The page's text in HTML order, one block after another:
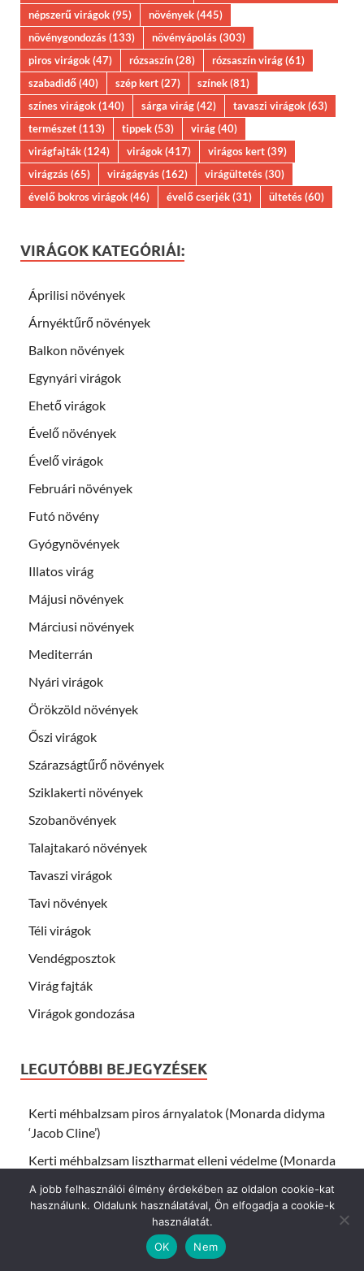
népszerű virágok(95) növények(445)
növénygondozás(133) növényápolás(303)
piros virágok(47) rózsaszín(28) rózsaszín virág(61)
szabadidő(40) szép kert(27) színek(81)
színes virágok(140) sárga virág(42) tavaszi virágok(63)
természet(113) tippek(53) virág(40)
virágfajták(124) virágok(417) virágos kert(39)
virágzás(65) virágágyás(162) virágültetés(30)
évelő bokros virágok(46) évelő cserjék(31) ültetés(60)
VIRÁGOK KATEGÓRIÁI:
Áprilisi növények
Árnyéktűrő növények
Balkon növények
Egynyári virágok
Ehető virágok
Évelő növények
Évelő virágok
Februári növények
Futó növény
Gyógynövények
Illatos virág
Májusi növények
Márciusi növények
Mediterrán
Nyári virágok
Örökzöld növények
Őszi virágok
Szárazságtűrő növények
Sziklakerti növények
Szobanövények
Talajtakaró növények
Tavaszi virágok
Tavi növények
Téli virágok
Vendégposztok
Virág fajták
Virágok gondozása
LEGUTÓBBI BEJEGYZÉSEK
Kerti méhbalzsam piros árnyalatok (Monarda didyma
‘Jacob Cline’)
Kerti méhbalzsam lisztharmat elleni védelme (Monarda
Kerti díszcsalán piros levelű fajták (Coleus ‘Red Velvet’)
Kerti mézontófű lila virágok (Phacelia campanularia
A jobb felhasználói élmény érdekében az oldalon cookie-kat
használunk. Oldalunk használatával, Ön elfogadja a cookie-k
használatát.
OK
Nem